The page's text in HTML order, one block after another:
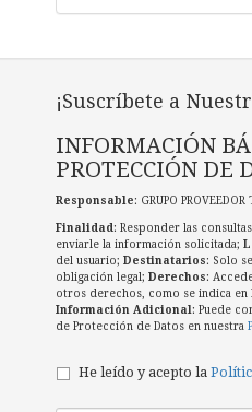
¡Suscríbete a
INFORMACIÓN
PROTECCIÓN DE
Responsable: GRUPO
Finalidad : Responder las
enviarle la información solicitada;
del usuario; Destinatarios: Solo
obligación legal; Derechos:
otros derechos, como se indica en
Información Adicional : Puede
de Protección de Datos en nuestra
He leído y acepto la